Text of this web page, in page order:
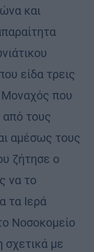
και
είδα τρεις
Μοναχός που
από τους
αμέσως τους
ζήτησε ο
να το
τα Ιερά
Νοσοκομείο
σχετικά με